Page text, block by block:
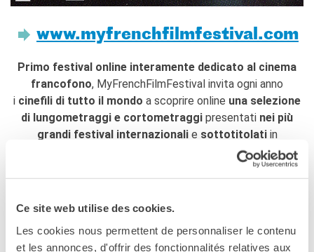
Ce site web utilise des cookies.
Les cookies nous permettent de personnaliser le contenu
et les annonces, d'offrir des fonctionnalités relatives aux
Dialoghi del Farnese
Farnèse à la page
Festa della musica
mondo di domani
La Notte delle Idee
Operazioni artistiche
PERCHÉ IMPARARE IL
www.myfrenchfilmfestival.com
Primo festival online interamente dedicato al cinema
francofono, MyFrenchFilmFestival invita ogni anno
i cinefili di tutto il mondo a scoprire online una selezione
di lungometraggi e cortometraggi presentati nei più
grandi festival internazionalie sottotitolatiin